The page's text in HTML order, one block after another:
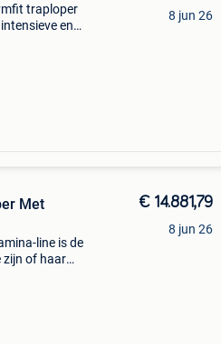
traploper
en
8 jun 26
Met
line is de
zijn of haar
€ 14.881,79
8 jun 26